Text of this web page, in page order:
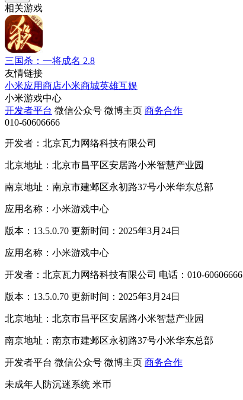
相关游戏
三国杀：一将成名 2.8
友情链接
小米应用商店小米商城英雄互娱
小米游戏中心
开发者平台 微信公众号 微博主页 商务合作
010-60606666
开发者：北京瓦力网络科技有限公司
北京地址：北京市昌平区安居路小米智慧产业园
南京地址：南京市建邺区永初路37号小米华东总部
应用名称：小米游戏中心
版本：13.5.0.70 更新时间：2025年3月24日
应用名称：小米游戏中心
开发者：北京瓦力网络科技有限公司 电话：010-60606666
版本：13.5.0.70 更新时间：2025年3月24日
北京地址：北京市昌平区安居路小米智慧产业园
南京地址：南京市建邺区永初路37号小米华东总部
开发者平台 微信公众号 微博主页 商务合作
未成年人防沉迷系统 米币